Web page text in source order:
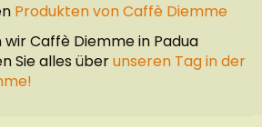
Produkten von Caffè Diemme
Caffè Diemme in Padua
Sie alles überunseren Tag in der